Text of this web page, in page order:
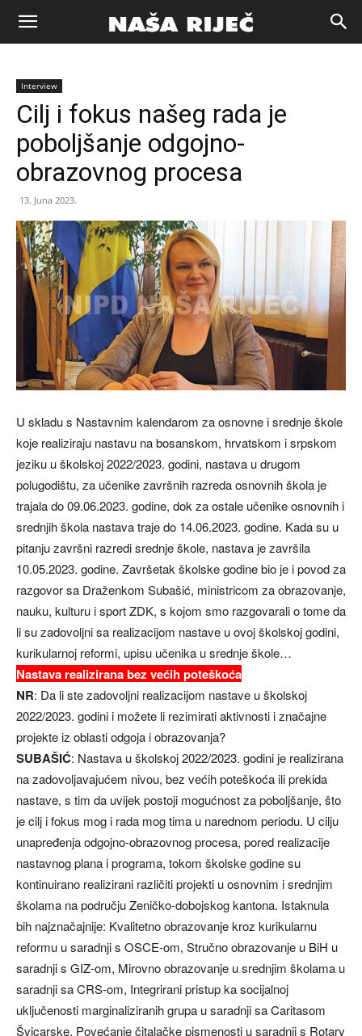
Naša
riječ
Zenica
Interview
Cilj i fokus našeg rada je
poboljšanje odgojno-
obrazovnog procesa
13. Juna 2023.
U skladu s Nastavnim kalendarom za osnovne i srednje škole
koje realiziraju nastavu na bosanskom, hrvatskom i srpskom
jeziku u školskoj 2022/2023. godini, nastava u drugom
polugodištu, za učenike završnih razreda osnovnih škola je
trajala do 09.06.2023. godine, dok za ostale učenike osnovnih i
srednjih škola nastava traje do 14.06.2023. godine. Kada su u
pitanju završni razredi srednje škole, nastava je završila
10.05.2023. godine. Završetak školske godine bio je i povod za
razgovor sa Draženkom Subašić, ministricom za obrazovanje,
nauku, kulturu i sport ZDK, s kojom smo razgovarali o tome da
li su zadovoljni sa realizacijom nastave u ovoj školskoj godini,
kurikularnoj reformi, upisu učenika u srednje škole…
Nastava realizirana bez većih poteškoća
NR: Da li ste zadovoljni realizacijom nastave u školskoj
2022/2023. godini i možete li rezimirati aktivnosti i značajne
projekte iz oblasti odgoja i obrazovanja?
SUBAŠIĆ: Nastava u školskoj 2022/2023. godini je realizirana
na zadovoljavajućem nivou, bez većih poteškoća ili prekida
nastave, s tim da uvijek postoji mogućnost za poboljšanje, što
je cilj i fokus mog i rada mog tima u narednom periodu. U cilju
unapređenja odgojno-obrazovnog procesa, pored realizacije
nastavnog plana i programa, tokom školske godine su
kontinuirano realizirani različiti projekti u osnovnim i srednjim
školama na području Zeničko-dobojskog kantona. Istaknula
bih najznačajnije: Kvalitetno obrazovanje kroz kurikularnu
reformu u saradnji s OSCE-om, Stručno obrazovanje u BiH u
saradnji s GIZ-om, Mirovno obrazovanje u srednjim školama u
saradnji sa CRS-om, Integrirani pristup ka socijalnoj
uključenosti marginaliziranih grupa u saradnji sa Caritasom
Švicarske, Povećanje čitalačke pismenosti u saradnji s Rotary